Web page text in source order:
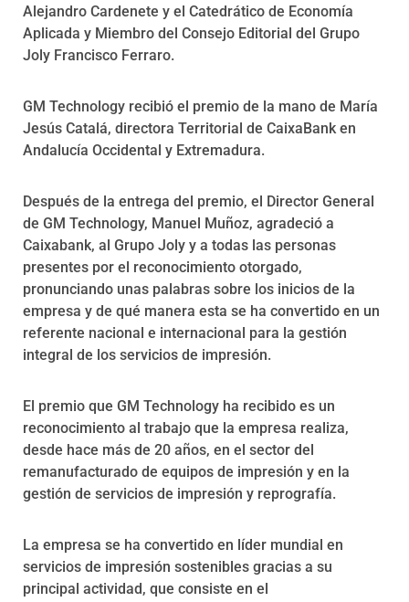
Alejandro Cardenete y el Catedrático de Economía
Aplicada y Miembro del Consejo Editorial del Grupo
Joly Francisco Ferraro.
GM Technology recibió el premio de la mano de María
Jesús Catalá, directora Territorial de CaixaBank en
Andalucía Occidental y Extremadura.
Después de la entrega del premio, el Director General
de GM Technology, Manuel Muñoz, agradeció a
Caixabank, al Grupo Joly y a todas las personas
presentes por el reconocimiento otorgado,
pronunciando unas palabras sobre los inicios de la
empresa y de qué manera esta se ha convertido en un
referente nacional e internacional para la gestión
integral de los servicios de impresión.
El premio que GM Technology ha recibido es un
reconocimiento al trabajo que la empresa realiza,
desde hace más de 20 años, en el sector del
remanufacturado de equipos de impresión y en la
gestión de servicios de impresión y reprografía.
La empresa se ha convertido en líder mundial en
servicios de impresión sostenibles gracias a su
principal actividad, que consiste en el